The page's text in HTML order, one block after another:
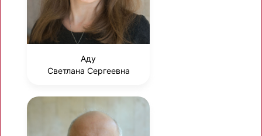
Аду
Светлана Сергеевна